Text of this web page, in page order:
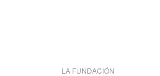
LA FUNDACIÓN